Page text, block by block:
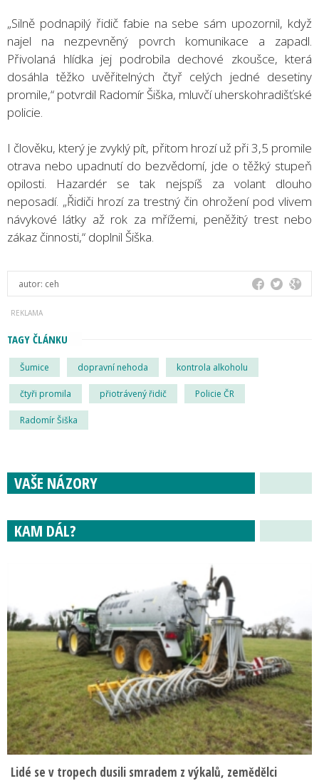
„Silně podnapilý řidič fabie na sebe sám upozornil, když
najel na nezpevněný povrch komunikace a zapadl.
Přivolaná hlídka jej podrobila dechové zkoušce, která
dosáhla těžko uvěřitelných čtyř celých jedné desetiny
promile,“ potvrdil Radomír Šiška, mluvčí uherskohradišťské
policie.
I člověku, který je zvyklý pít, přitom hrozí už při 3,5 promile
otrava nebo upadnutí do bezvědomí, jde o těžký stupeň
opilosti. Hazardér se tak nejspíš za volant dlouho
neposadí. „Řidiči hrozí za trestný čin ohrožení pod vlivem
návykové látky až rok za mřížemi, peněžitý trest nebo
zákaz činnosti,“ doplnil Šiška.
autor: ceh
TAGY ČLÁNKU
Šumice dopravní nehoda kontrola alkoholu
čtyři promila přiotrávený řidič Policie ČR
Radomír Šiška
VAŠE NÁZORY
KAM DÁL?
Lidé se v tropech dusili smradem z výkalů, zemědělci